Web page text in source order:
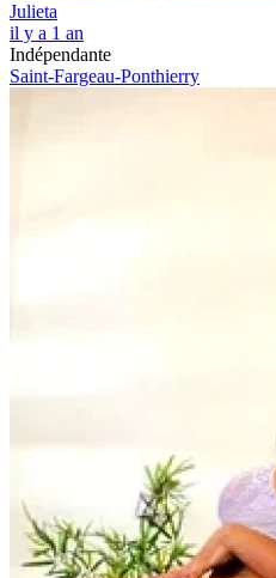
Julieta
il y a 1 an
Indépendante
Saint-Fargeau-Ponthierry